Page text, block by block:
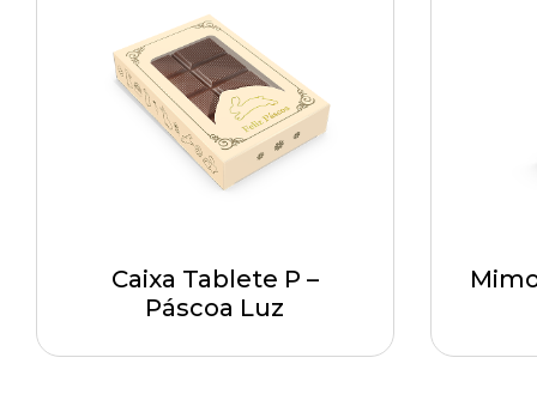
Caixa Tablete P –
Páscoa Luz